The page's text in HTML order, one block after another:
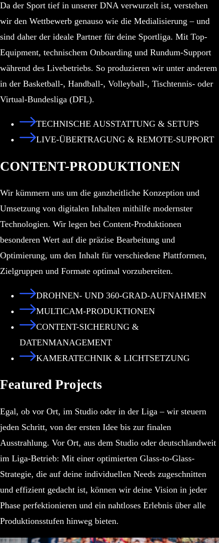
Da der Sport tief in unserer DNA verwurzelt ist, verstehen
wir den Wettbewerb genauso wie die Medialisierung – und
sind daher der ideale Partner für deine Sportliga. Mit Top-
Equipment, technischem Onboarding und Rundum-Support
während des Livebetriebs. So produzieren wir unter anderem
in der Basketball-, Handball-, Volleyball-, Tischtennis- oder
Virtual-Bundesliga (DFL).
TECHNISCHE AUSSTATTUNG & SETUPS
LIVE-ÜBERTRAGUNG & REMOTE-SUPPORT
CONTENT-PRODUKTIONEN
Wir kümmern uns um die ganzheitliche Konzeption und
Umsetzung von digitalen Inhalten mithilfe modernster
Technologien. Wir legen bei Content-Produktionen
besonderen Wert auf die präzise Bearbeitung und
Optimierung, um den Inhalt für verschiedene Plattformen,
Zielgruppen und Formate optimal vorzubereiten.
DROHNEN- UND 360-GRAD-AUFNAHMEN
MULTICAM-PRODUKTIONEN
CONTENT-SICHERUNG &
DATENMANAGEMENT
KAMERATECHNIK & LICHTSETZUNG
Featured Projects
Egal, ob vor Ort, im Studio oder in der Liga – wir steuern
jeden Schritt, von der ersten Idee bis zur finalen
Ausstrahlung. Vor Ort, aus dem Studio oder deutschlandweit
im Liga-Betrieb: Mit einer optimierten Glass-to-Glass-
Strategie, die auf deine individuellen Needs zugeschnitten
und effizient gedacht ist, können wir deine Vision in jeder
Phase perfektionieren und ein nahtloses Erlebnis über alle
Produktionsstufen hinweg bieten.